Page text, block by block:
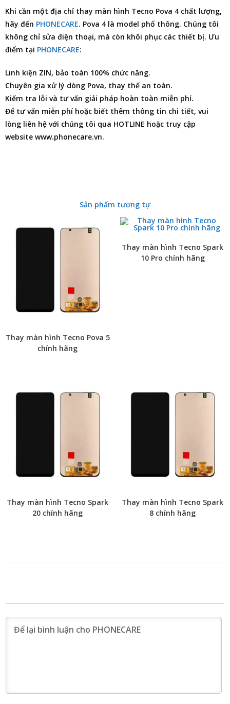
Khi cần một địa chỉ thay màn hình Tecno Pova 4 chất lượng,
hãy đến PHONECARE. Pova 4 là model phổ thông. Chúng tôi
không chỉ sửa điện thoại, mà còn khôi phục các thiết bị. Ưu
điểm tại PHONECARE:
Linh kiện ZIN, bảo toàn 100% chức năng.
Chuyên gia xử lý dòng Pova, thay thế an toàn.
Kiểm tra lỗi và tư vấn giải pháp hoàn toàn miễn phí.
Để tư vấn miễn phí hoặc biết thêm thông tin chi tiết, vui
lòng liên hệ với chúng tôi qua HOTLINE hoặc truy cập
website www.phonecare.vn.
Sản phẩm tương tự
Thay màn hình Tecno Pova 5
chính hãng
Thay màn hình Tecno Spark
10 Pro chính hãng
Thay màn hình Tecno Spark
20 chính hãng
Thay màn hình Tecno Spark
8 chính hãng